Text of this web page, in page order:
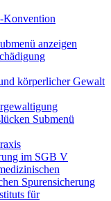
Konvention
anzeigen
körperlicher Gewalt
Submenü
im SGB V
Spurensicherung
für